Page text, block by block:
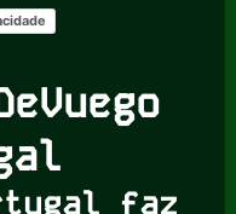
faz